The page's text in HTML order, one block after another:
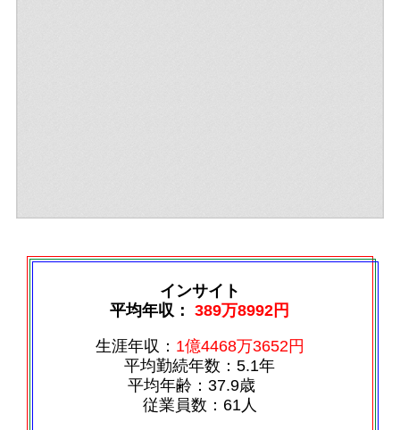
インサイト
平均年収：389万8992円
生涯年収： 1億4468万3652円
平均勤続年数：5.1年
平均年齢：37.9歳
従業員数：61人